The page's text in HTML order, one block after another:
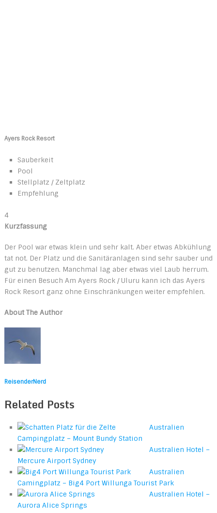
Ayers Rock Resort
Sauberkeit
Pool
Stellplatz / Zeltplatz
Empfehlung
4
Kurzfassung
Der Pool war etwas klein und sehr kalt. Aber etwas Abkühlung
tat not. Der Platz und die Sanitäranlagen sind sehr sauber und
gut zu benutzen. Manchmal lag aber etwas viel Laub herrum.
Für einen Besuch Am Ayers Rock / Uluru kann ich das Ayers
Rock Resort ganz ohne Einschränkungen weiter empfehlen.
About The Author
ReisenderNerd
Related Posts
Australien
Campingplatz – Mount Bundy Station
Australien Hotel –
Mercure Airport Sydney
Australien
Camingplatz – Big4 Port Willunga Tourist Park
Australien Hotel –
Aurora Alice Springs